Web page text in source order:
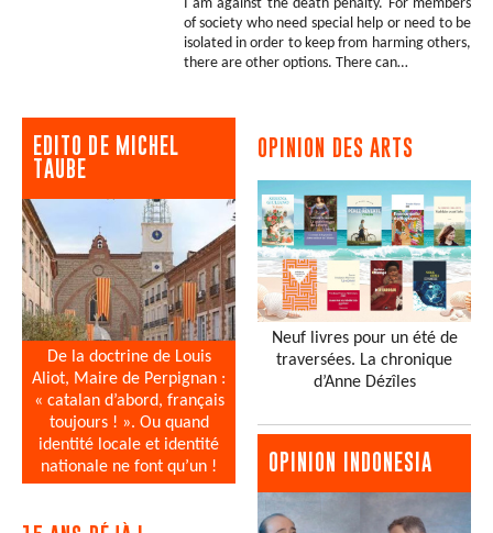
I am against the death penalty. For members
of society who need special help or need to be
isolated in order to keep from harming others,
there are other options. There can…
EDITO DE MICHEL
TAUBE
De la doctrine de Louis
Aliot, Maire de Perpignan :
« catalan d’abord, français
toujours ! ». Ou quand
identité locale et identité
nationale ne font qu’un !
OPINION DES ARTS
Neuf livres pour un été de
traversées. La chronique
d’Anne Dézîles
OPINION INDONESIA